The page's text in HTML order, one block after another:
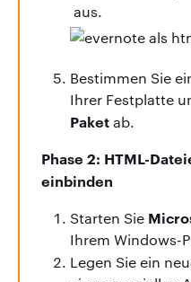
aus.
Bestimmen Sie
Ihrer Festplatte
Paketab.
Phase 2: HTML-
einbinden
Starten Sie
Ihrem Windows-
Legen Sie ein